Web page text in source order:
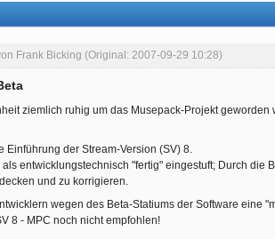
Frank Bicking (Original: 2007-09-29 10:28)
ziemlich ruhig um das Musepack-Projekt
Einführung der Stream-Version (SV) 8.
entwicklungstechnisch "fertig" eingestuft; Durch die
und zu korrigieren.
wegen des Beta-Statiums der Software eine
8 - MPC noch nicht empfohlen!